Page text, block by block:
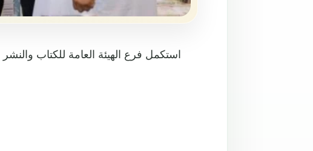
استكمل فرع الهيئة العامة للكتاب